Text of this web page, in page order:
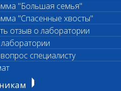
"Большая семья"
"Спасенные хвосты"
отзыв о лаборатории
специалисту
исследования